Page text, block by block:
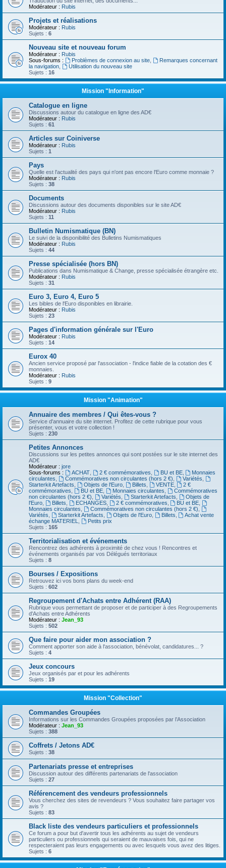
Modérateur : Rubis
Projets et réalisations
Modérateur : Rubis
Sujets : 6
Nouveau site et nouveau forum
Modérateur : Rubis
Sous-forums :
Problèmes de connexion au site,
Remarques concernant
la navigation
Utilisation du nouveau site
Sujets : 16
Mission "Information"
Catalogue en ligne
Discussions autour du catalogue en ligne des AD€
Modérateur : Rubis
Sujets : 61
Articles sur Coiniverse
Modérateur : Rubis
Sujets : 1
Pays
Quelle est l'actualité des pays qui n'ont pas encore l'Euro comme monnaie ?
Modérateur : Rubis
Sujets : 38
Documents
Discussions autour des documents disponibles sur le site AD€
Modérateur : Rubis
Sujets : 11
Bulletin Numismatique (BN)
Le suivi de la disponibilité des Bulletins Numismatiques
Modérateur : Rubis
Sujets : 44
Presse spécialisée (hors BN)
Publications dans Numismatique & Change, presse spécialisée étrangère etc.
Modérateur : Rubis
Sujets : 31
Euro 3, Euro 4, Euro 5
Les bibles de l'Euro disponibles en librairie.
Modérateur : Rubis
Sujets : 23
Pages d'information générale sur l'Euro
Modérateur : Rubis
Sujets : 14
Eurox 40
Ancien service proposé par l'association - l'indice fiable de la cotation des €
monnaies.
Modérateur : Rubis
Sujets : 9
Mission "Animation"
Annuaire des membres / Qui êtes-vous ?
Service d'annuaire du site internet. Profitez de cette rubrique pour vous
présenter, vous et votre collection !
Sujets : 230
Petites Annonces
Discussions sur les petites annonces qui sont postées sur le site internet des
AD€
Modérateur : jore
Sous-forums :
ACHAT, 2 € commémoratives BU et BE,
Monnaies
circulantes
Commémoratives non circulantes (hors 2 €) Variétés
Starterkit Artefacts
Objets de l'Euro, Billets VENTE,
2 €
commémoratives
BU et BE, Monnaies circulantes
Commémoratives
non circulantes (hors 2 €)
Variétés Starterkit Artefacts
Objets de
l'Euro
Billets ECHANGES, 2 € commémoratives BU et BE
Monnaies circulantes
Commémoratives non circulantes (hors 2 €)
Variétés
Starterkit Artefacts Objets de l'Euro, Billets
Achat vente
échange MATERIEL
Petits prix
Sujets : 165
Territorialisation et événements
Rencontrez des adhérents à proximité de chez vous ! Rencontres et
événements organisés par vos Délégués territoriaux
Sujets : 8
Bourses / Expositions
Retrouvez ici vos bons plans du week-end
Sujets : 602
Regroupement d'Achats entre Adhérent (RAA)
Rubrique vous permettant de proposer et de participer à des Regroupements
d'Achats entre Adhérents
Modérateur : Jean_93
Sujets : 502
Que faire pour aider mon association ?
Comment apporter son aide à l'association, bénévolat, candidatures... ?
Sujets : 4
Jeux concours
Jeux organisés par et pour les adhérents
Sujets : 19
Mission "Collection"
Commandes Groupées
Informations sur les Commandes Groupées proposées par l’Association
Modérateur : Jean_93
Sujets : 388
Coffrets / Jetons AD€
Sujets : 38
Partenariats presse et entreprises
Discussion autour des différents partenariats de l'association
Sujets : 27
Référencement des vendeurs professionnels
Vous cherchez des sites de revendeurs ? Vous souhaitez faire partager vos
avis ?
Sujets : 83
Black liste des vendeurs particuliers et professionnels
Ce forum a pour but d'avertir tous les adhérents au sujet de vendeurs
particuliers ou professionnels qui seraient de mauvaises fois, qui ne
respecteraient pas leurs engagements ou avec lesquels vous avez des litiges.
Sujets : 6